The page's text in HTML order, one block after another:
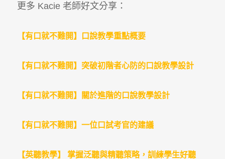
更多 Kacie 老師好文分享：
【有口就不難開】口說教學重點概要
【有口就不難開】突破初階者心防的口說教學設計
【有口就不難開】關於進階的口說教學設計
【有口就不難開】一位口試考官的建議
【英聽教學】 掌握泛聽與精聽策略，訓練學生好聽